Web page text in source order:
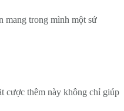
mang trong mình một sứ
cược thêm này không chỉ giúp